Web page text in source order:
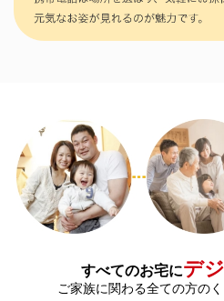
すべてのお宅にデ
ご家族に関わる全ての方の